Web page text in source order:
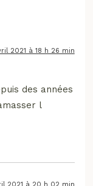
2021 à 18 h 26 min
des années
l